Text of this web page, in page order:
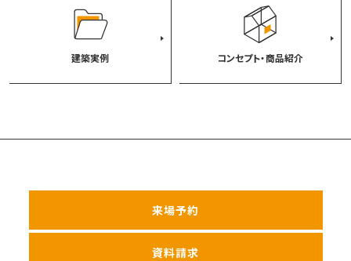
建築実例 コンセプト・商品紹介
来場予約
資料請求